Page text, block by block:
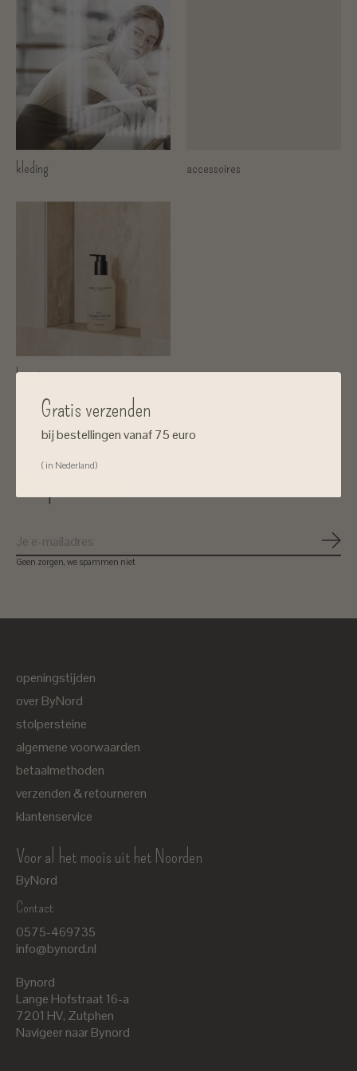
kleding accessoires
beauty
Keep in touch
Geen zorgen, we spammen niet
openingstijden
over ByNord
stolpersteine
algemene voorwaarden
betaalmethoden
verzenden & retourneren
klantenservice
Voor al het moois uit het Noorden
ByNord
Contact
0575-469735
info@bynord.nl
Bynord
Lange Hofstraat 16-a
7201 HV, Zutphen
Navigeer naar Bynord
Gratis verzenden
bij bestellingen vanaf 75 euro
( in Nederland)